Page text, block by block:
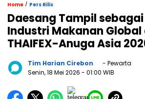
Home / Pers Rilis
Daesang Tampil
Industri Makanan Global
THAIFEX-Anuga Asia
Tim Harian Cirebon
- Pewarta
Senin, 18 Mei 2026 - 01:00 WIB